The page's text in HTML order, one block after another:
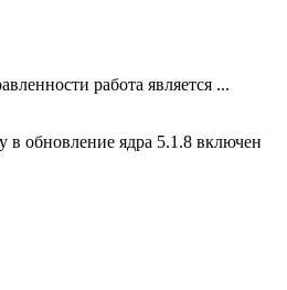
работа является ...
обновление ядра 5.1.8 включен